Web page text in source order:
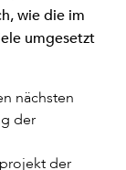
wie die im
umgesetzt
nächsten
der
der